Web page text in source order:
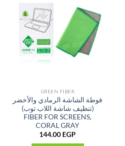
GREEN FIBER
فوطة الشاشة الرمادي والأخضر
(تنظيف شاشة اللاب توب)
FIBER FOR SCREENS,
CORAL GRAY
144.00 EGP